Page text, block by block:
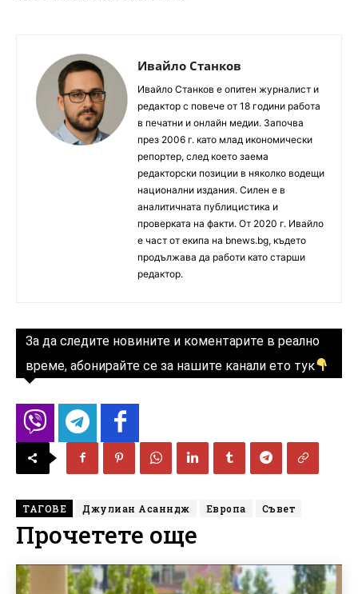
Ивайло Станков
Ивайло Станков е опитен журналист и
редактор с повече от 18 години работа
в печатни и онлайн медии. Започва
през 2006 г. като млад икономически
репортер, след което заема
редакторски позиции в няколко водещи
национални издания. Силен е в
аналитичната публицистика и
проверката на факти. От 2020 г. Ивайло
е част от екипа на bnews.bg, където
продължава да работи като старши
редактор.
За да следите новините и коментарите в реално
време, абонирайте се за нашите канали ето тук
ТАГОВЕ Джулиан Асанндж Европа Съвет
Прочетете още